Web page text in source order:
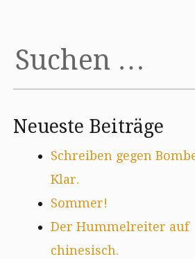
Neueste Beiträge
Schreiben gegen
Klar.
Sommer!
Der Hummelreiter auf
chinesisch.